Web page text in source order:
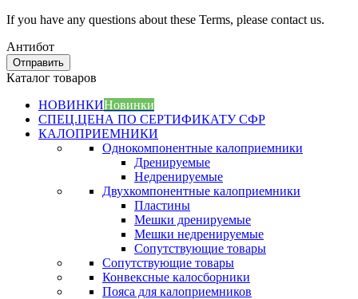
If you have any questions about these Terms, please contact us.
Антибот
Отправить
Каталог товаров
НОВИНКИНовинки
СПЕЦ.ЦЕНА ПО СЕРТИФИКАТУ СФР
КАЛОПРИЕМНИКИ
Однокомпонентные калоприемники
Дренируемые
Недренируемые
Двухкомпонентные калоприемники
Пластины
Мешки дренируемые
Мешки недренируемые
Сопутствующие товары
Сопутствующие товары
Конвексные калосборники
Пояса для калоприемников